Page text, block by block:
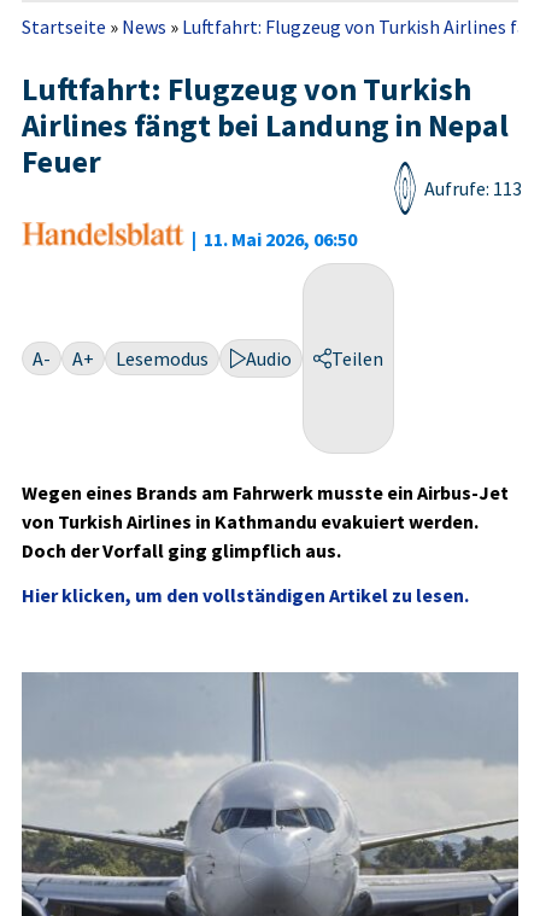
Startseite » News » Luftfahrt: Flugzeug von Turkish Airlines
Luftfahrt: Flugzeug von Turkish
Airlines fängt bei Landung in Nepal
Feuer
| 11. Mai 2026, 06:50
Aufrufe: 113
A- A+ Lesemodus Audio Teilen
Wegen eines Brands am Fahrwerk musste ein Airbus-Jet
von Turkish Airlines in Kathmandu evakuiert werden.
Doch der Vorfall ging glimpflich aus.
Hier klicken, um den vollständigen Artikel zu lesen.